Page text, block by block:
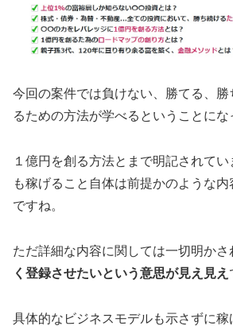
今回の案件では負けない、勝てる、
るための方法が学べるということにな
１億円を創る方法とまで明記されて
も稼げること自体は前提かのような内
ですね。
ただ詳細な内容に関しては一切明かさ
く登録させたいという意思が見え見え
具体的なビジネスモデルも示さずに稼